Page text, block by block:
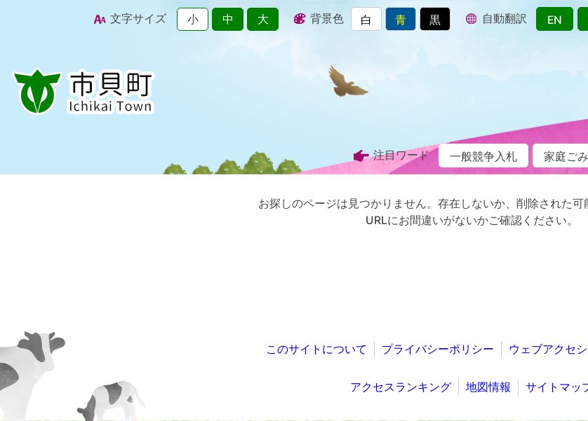
文字サイズ 小 中 大 背景色 白 青 黒 自動翻訳 EN
注目ワード 一般競争入札 家庭ごみ
お探しのページは見つかりません。存在しないか、削除された可
URLにお間違いがないかご確認ください。
このサイトについて プライバシーポリシー ウェブアクセ
アクセスランキング 地図情報 サイトマッ